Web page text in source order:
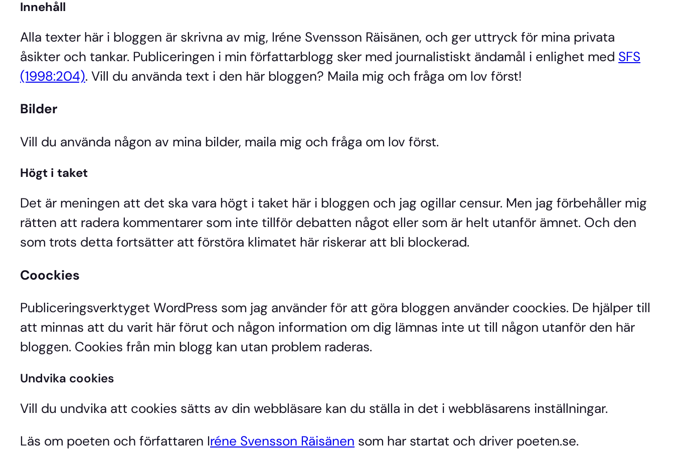
Innehåll
Alla texter här i bloggen är skrivna av mig, Iréne Svensson Räisänen, och ger uttryck för mina privata
åsikter och tankar. Publiceringen i min författarblogg sker med journalistiskt ändamål i enlighet med SFS
(1998:204). Vill du använda text i den här bloggen? Maila mig och fråga om lov först!
Bilder
Vill du använda någon av mina bilder, maila mig och fråga om lov först.
Högt i taket
Det är meningen att det ska vara högt i taket här i bloggen och jag ogillar censur. Men jag förbehåller mig
rätten att radera kommentarer som inte tillför debatten något eller som är helt utanför ämnet. Och den
som trots detta fortsätter att förstöra klimatet här riskerar att bli blockerad.
Coockies
Publiceringsverktyget WordPress som jag använder för att göra bloggen använder coockies. De hjälper till
att minnas att du varit här förut och någon information om dig lämnas inte ut till någon utanför den här
bloggen. Cookies från min blogg kan utan problem raderas.
Undvika cookies
Vill du undvika att cookies sätts av din webbläsare kan du ställa in det i webbläsarens inställningar.
Läs om poeten och författaren Iréne Svensson Räisänen som har startat och driver poeten.se.